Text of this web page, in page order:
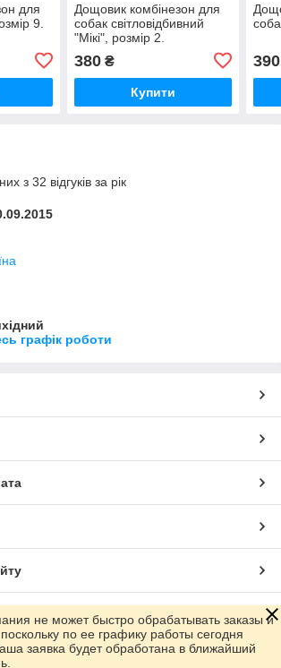
для
9.
Дощовик комбінезон для
собак світловідбивний
"Мікі", розмір 2.
380₴
Купити
390
з 32 відгуків за рік
графік роботи
маркетплейсі Prom.ua
не может быстро обрабатывать заказы и
по ее графику работы сегодня
заявка будет обработана в ближайший